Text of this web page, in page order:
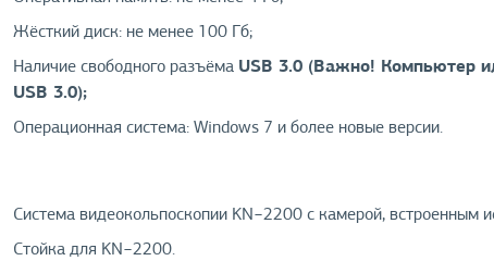
Жёсткий диск: не менее 100 Гб;
Наличие свободного разъёма USB 3.0 (Важно! Компьютер
USB 3.0);
Операционная система: Windows 7 и более новые версии.
Система видеокольпоскопии KN−2200 с камерой, встроенным
Стойка для KN−2200.